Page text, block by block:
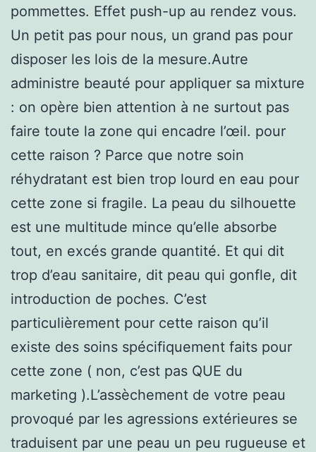
pommettes. Effet push-up au rendez vous.
Un petit pas pour nous, un grand pas pour
disposer les lois de la mesure.Autre
administre beauté pour appliquer sa mixture
: on opère bien attention à ne surtout pas
faire toute la zone qui encadre l’œil. pour
cette raison ? Parce que notre soin
réhydratant est bien trop lourd en eau pour
cette zone si fragile. La peau du silhouette
est une multitude mince qu’elle absorbe
tout, en excés grande quantité. Et qui dit
trop d’eau sanitaire, dit peau qui gonfle, dit
introduction de poches. C’est
particulièrement pour cette raison qu’il
existe des soins spécifiquement faits pour
cette zone ( non, c’est pas QUE du
marketing ).L’assèchement de votre peau
provoqué par les agressions extérieures se
traduisent par une peau un peu rugueuse et